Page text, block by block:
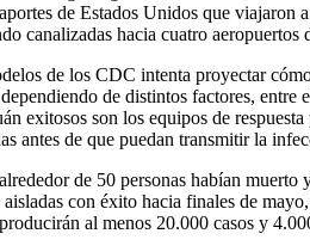
de Estados Unidos que viajaron
canalizadas hacia cuatro aeropuertos
de los CDC intenta proyectar
de distintos factores, entre
exitosos son los equipos de
antes de que puedan transmitir la
de 50 personas habían muerto
con éxito hacia finales de
al menos 20.000 casos y